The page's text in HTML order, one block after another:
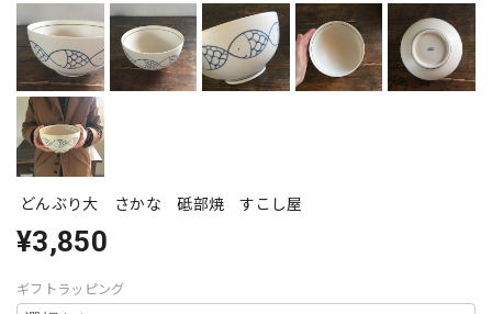
どんぶり大 さかな 砥部焼 すこし屋
¥3,850
ギフトラッピング